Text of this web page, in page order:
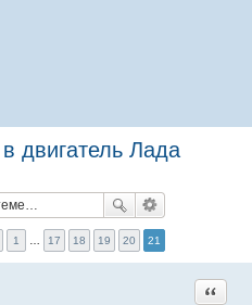
двигатель Лада
1 17 18 19 20 21
Цитата